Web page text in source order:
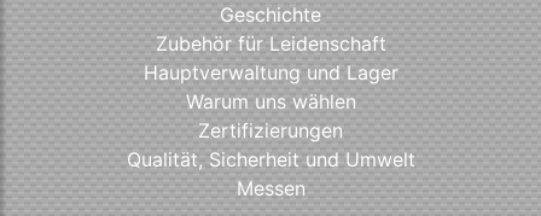
Geschichte
Zubehör für Leidenschaft
Hauptverwaltung und Lager
Warum uns wählen
Zertifizierungen
Qualität, Sicherheit und Umwelt
Messen